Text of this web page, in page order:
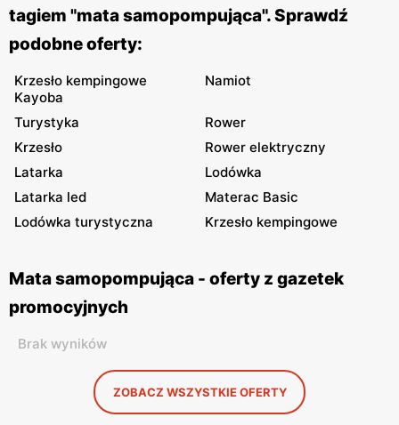
tagiem "mata samopompująca". Sprawdź
podobne oferty:
Krzesło kempingowe
Kayoba
Namiot
Turystyka
Rower
Krzesło
Rower elektryczny
Latarka
Lodówka
Latarka led
Materac Basic
Lodówka turystyczna
Krzesło kempingowe
Mata samopompująca - oferty z gazetek
promocyjnych
Brak wyników
ZOBACZ WSZYSTKIE OFERTY